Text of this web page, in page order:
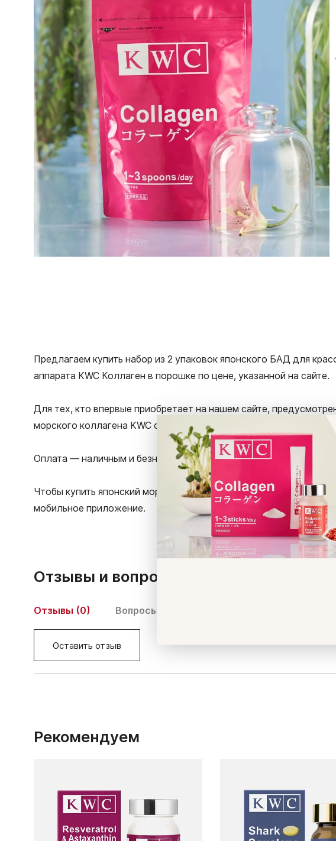
Предлагаем купить набор из 2 упаковок японского БАД для
аппарата KWC Коллаген в порошке по цене, указанной на сайте.
Для тех, кто впервые приобретает на нашем сайте,
морского коллагена KWC со скидкой 10%.
Оплата — наличным и безналичным расчетом. Оперативная
Чтобы купить японский морской коллаген в Москве и других
мобильное приложение.
Отзывы и вопросы
Отзывы (0) Вопросы (0)
Оставить отзыв
Рекомендуем